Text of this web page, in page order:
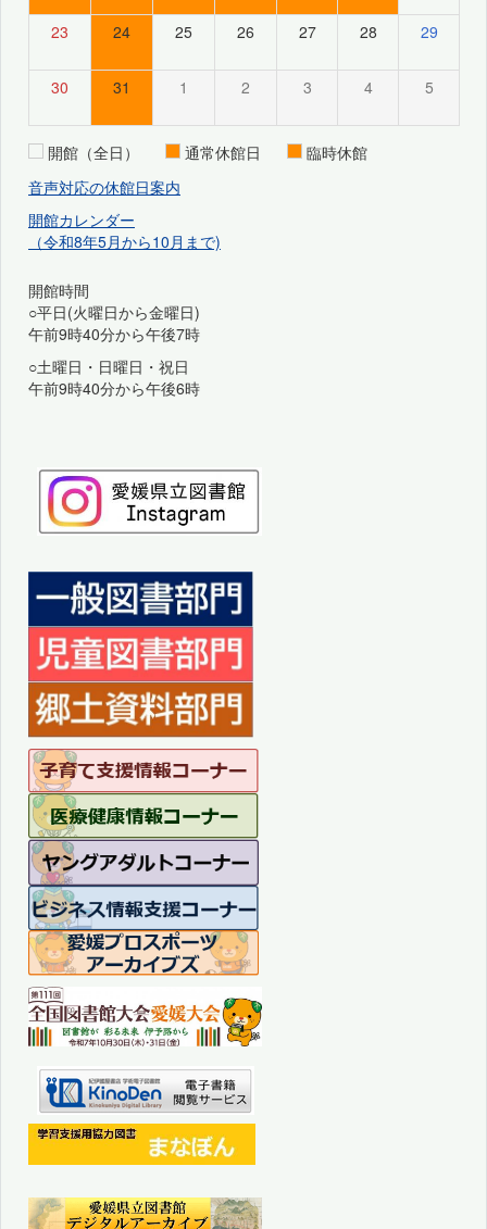
23 24 25 26 27 28 29
30 31 1 2 3 4 5
開館（全日） 通常休館日
臨時休館
音声対応の休館日案内
開館カレンダー
（令和8年5月から10月まで)
開館時間
○平日(火曜日から金曜日)
午前9時40分から午後7時
○土曜日・日曜日・祝日
午前9時40分から午後6時